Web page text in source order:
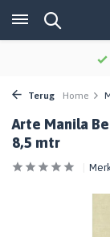
Terug Home
Arte Manila
8,5 mtr